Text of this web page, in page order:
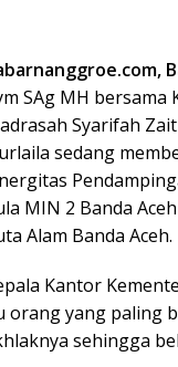
SAg MH bersama
Syarifah
sedang
MIN 2 Banda
Alam Banda Aceh.
Kantor
orang yang paling
sehingga